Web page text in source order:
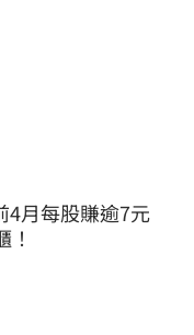
4月每股賺逾7元